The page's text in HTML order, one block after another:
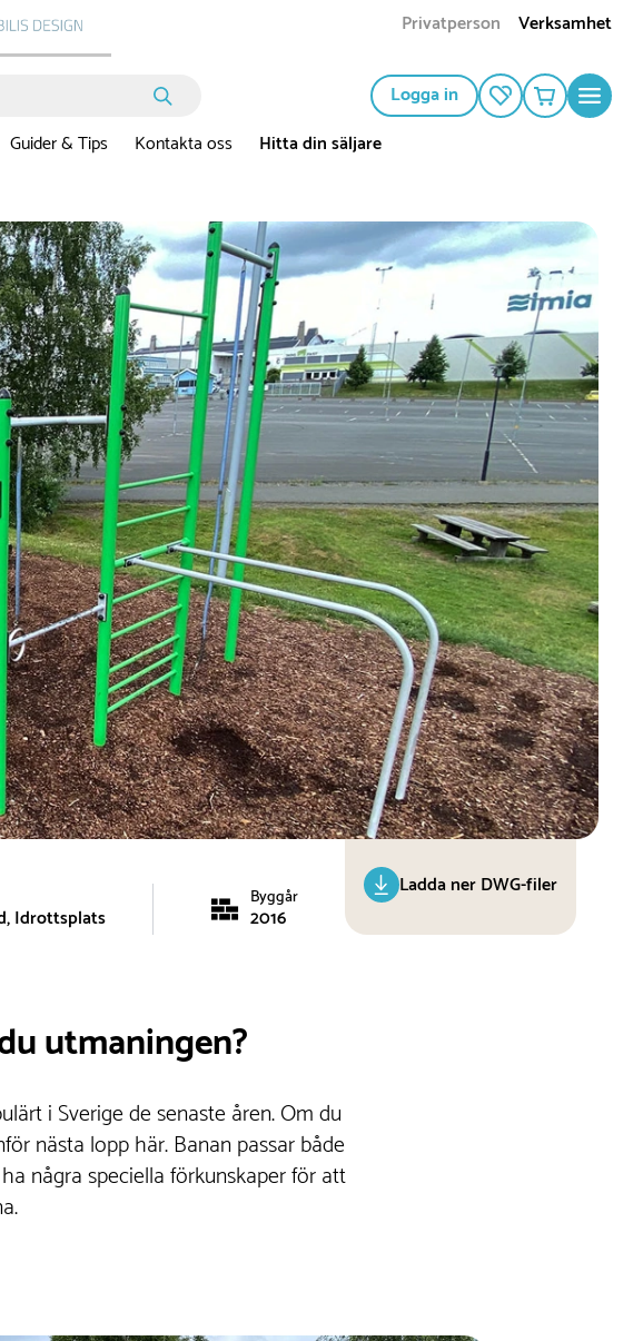
Privatperson Verksamhet
Logga in
Guider & Tips Kontakta oss Hitta din säljare
Idrottsplats
Byggår
2016
Ladda ner DWG-filer
utmaningen?
i Sverige de senaste åren. Om du
nästa lopp här. Banan passar både
några speciella förkunskaper för att